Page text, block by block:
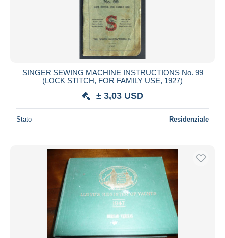
SINGER SEWING MACHINE INSTRUCTIONS No. 99
(LOCK STITCH, FOR FAMILY USE, 1927)
± 3,03 USD
Stato Residenziale